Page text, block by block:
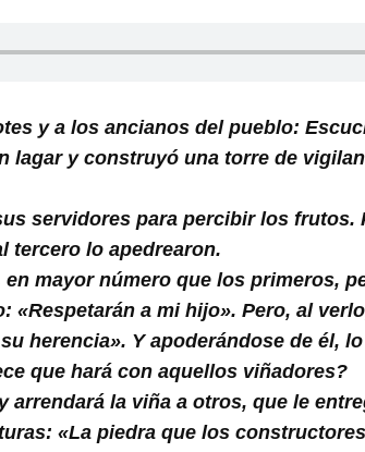
y a los ancianos del pueblo:
lagar y construyó una torre de
servidores para percibir los
tercero lo apedrearon.
mayor número que los primeros,
a mi hijo». Pero, al
herencia». Y apoderándose de él,
que hará con aquellos viñadores?
la viña a otros, que le
«La piedra que los